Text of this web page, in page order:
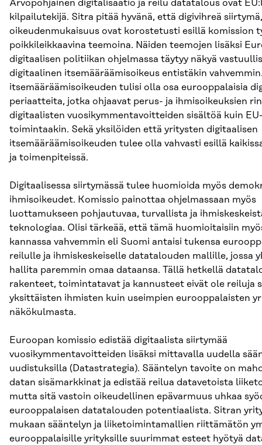
Arvopohjainen digitalisaatio ja reilu datatalous ovat
kilpailutekijä. Sitra pitää hyvänä, että digivihreä
oikeudenmukaisuus ovat korostetusti esillä komission
poikkileikkaavina teemoina. Näiden teemojen lisäksi
digitaalisen politiikan ohjelmassa täytyy näkyä
digitaalinen itsemääräämisoikeus entistäkin
itsemääräämisoikeuden tulisi olla osa eurooppalaisia
periaatteita, jotka ohjaavat perus- ja ihmisoikeuksien
digitaalisten vuosikymmentavoitteiden sisältöä kuin
toimintaakin. Sekä yksilöiden että yritysten digitaalisen
itsemääräämisoikeuden tulee olla vahvasti esillä
ja toimenpiteissä.
Digitaalisessa siirtymässä tulee huomioida myös
ihmisoikeudet. Komissio painottaa ohjelmassaan myös
luottamukseen pohjautuvaa, turvallista ja
teknologiaa. Olisi tärkeää, että tämä huomioitaisiin
kannassa vahvemmin eli Suomi antaisi tukensa
reilulle ja ihmiskeskeiselle datatalouden mallille, jossa
hallita paremmin omaa dataansa. Tällä hetkellä
rakenteet, toimintatavat ja kannusteet eivät ole reiluja
yksittäisten ihmisten kuin useimpien eurooppalaisten
näkökulmasta.
Euroopan komissio edistää digitaalista siirtymää
vuosikymmentavoitteiden lisäksi mittavalla uudella
uudistuksilla (Datastrategia). Sääntelyn tavoite on
datan sisämarkkinat ja edistää reilua datavetoista
mutta sitä vastoin oikeudellinen epävarmuus uhkaa
eurooppalaisen datatalouden potentiaalista. Sitran
mukaan sääntelyn ja liiketoimintamallien riittämätön
eurooppalaisille yrityksille suurimmat esteet hyötyä